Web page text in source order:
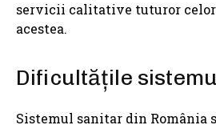
servicii calitative tuturor celor
acestea.
Dificultățile
Sistemul sanitar din România